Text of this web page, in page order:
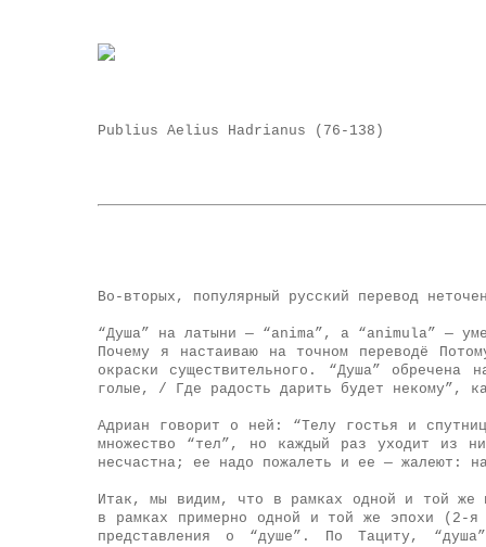
Publius Aelius Hadrianus (76-138)
Во-вторых, популярный русский перевод
“Душа” на латыни — “anima”, а “animula” —
Почему я настаиваю на точном переводё
окраски существительного. “Душа”
голые, / Где радость дарить будет некому”,
Адриан говорит о ней: “Телу гостья и
множество “тел”, но каждый раз уходит из
несчастна; ее надо пожалеть и ее — жалеют:
Итак, мы видим, что в рамках одной и той же
в рамках примерно одной и той же эпохи
представления о “душе”. По Тациту,